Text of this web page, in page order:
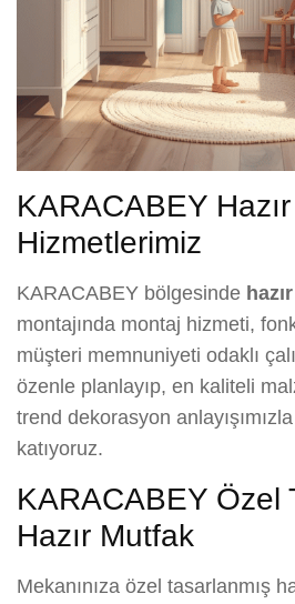
KARACABEY
Hizmetlerimiz
KARACABEY bölgesinde
montajında montaj hizmeti,
müşteri memnuniyeti odaklı
özenle planlayıp, en kaliteli
trend dekorasyon
katıyoruz.
KARACABEY Özel
Hazır Mutfak
Mekanınıza özel tasarlanmış